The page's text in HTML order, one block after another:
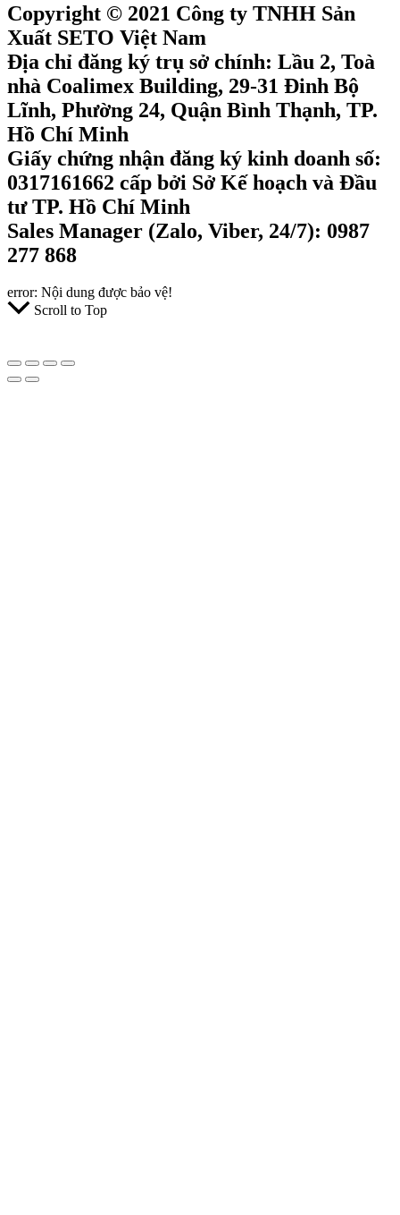
Copyright © 2021 Công ty TNHH Sản
Xuất SETO Việt Nam
Địa chỉ đăng ký trụ sở chính: Lầu 2, Toà
nhà Coalimex Building, 29-31 Đinh Bộ
Lĩnh, Phường 24, Quận Bình Thạnh, TP.
Hồ Chí Minh
Giấy chứng nhận đăng ký kinh doanh số:
0317161662 cấp bởi Sở Kế hoạch và Đầu
tư TP. Hồ Chí Minh
Sales Manager (Zalo, Viber, 24/7): 0987
277 868
error: Nội dung được bảo vệ!
Scroll to Top